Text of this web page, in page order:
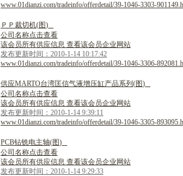
www.01dianzi.com/tradeinfo/offerdetail/39-1046-3303-
Ｐ Ｐ 裁切机(图)
公司名称点击查看
该会员所有供应信息 查看该会员企业网站
发布更新时间：2010-1-14 10:17:42
www.01dianzi.com/tradeinfo/offerdetail/39-1046-3306-
供应MARTO台湾匡信气液增压缸产品系列 (图)
公司名称点击查看
该会员所有供应信息 查看该会员企业网站
发布更新时间：2010-1-14 9:39:11
www.01dianzi.com/tradeinfo/offerdetail/39-1046-3305-
PCB钻铣电主轴(图)
公司名称点击查看
该会员所有供应信息 查看该会员企业网站
发布更新时间：2010-1-14 9:29:33